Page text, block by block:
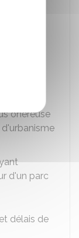
la
onéreuse
d'un parc
délais de